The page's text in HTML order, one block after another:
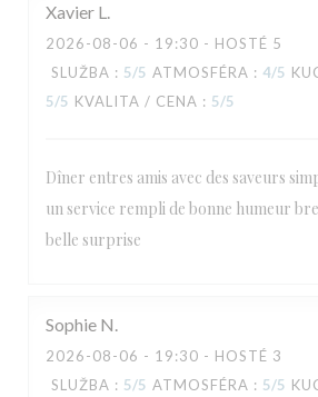
Xavier L
2026-08-06 - 19:30 - HOSTÉ 5
SLUŽBA : 5/5 ATMOSFÉRA : 4/5
5/5 KVALITA / CENA : 5/5
Dîner entres amis avec des saveurs
un service rempli de bonne humeur
belle surprise
Sophie N
2026-08-06 - 19:30 - HOSTÉ 3
SLUŽBA : 5/5 ATMOSFÉRA : 5/5